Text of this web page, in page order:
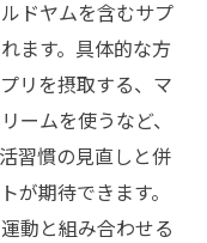
ドヤムを含むサプ
ます。具体的な方
リを摂取する、マ
ームを使うなど、
習慣の見直しと併
が期待できます。
動と組み合わせる